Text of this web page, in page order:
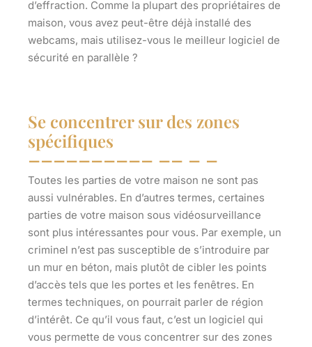
d’effraction. Comme la plupart des propriétaires de
maison, vous avez peut-être déjà installé des
webcams, mais utilisez-vous le meilleur logiciel de
sécurité en parallèle ?
Se concentrer sur des zones
spécifiques
Toutes les parties de votre maison ne sont pas
aussi vulnérables. En d’autres termes, certaines
parties de votre maison sous vidéosurveillance
sont plus intéressantes pour vous. Par exemple, un
criminel n’est pas susceptible de s’introduire par
un mur en béton, mais plutôt de cibler les points
d’accès tels que les portes et les fenêtres. En
termes techniques, on pourrait parler de région
d’intérêt. Ce qu’il vous faut, c’est un logiciel qui
vous permette de vous concentrer sur des zones